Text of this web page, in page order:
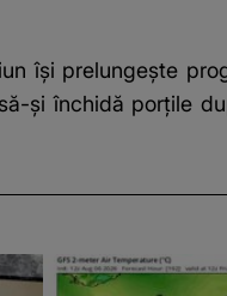
își prelungește
și închidă porțile